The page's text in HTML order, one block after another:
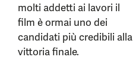
molti addetti ai lavori il
film è ormai uno dei
candidati più credibili alla
vittoria finale.